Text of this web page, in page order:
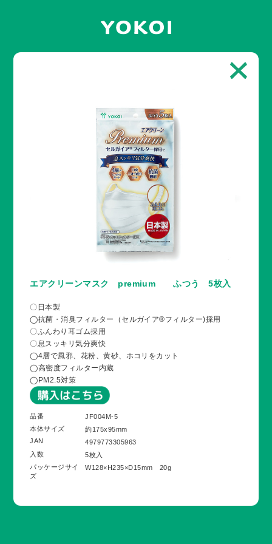
エアクリーンマスク premium ふつう 5枚入
〇日本製
◯抗菌・消臭フィルター（セルガイア®フィルター)採用
〇ふんわり耳ゴム採用
〇息スッキリ気分爽快
◯4層で風邪、花粉、黄砂、ホコリをカット
◯高密度フィルター内蔵
◯PM2.5対策
品番
JF004M-5
本体サイズ
約175x95mm
JAN
4979773305963
入数
5枚入
パッケージサイ
ズ
W128×H235×D15mm 20g